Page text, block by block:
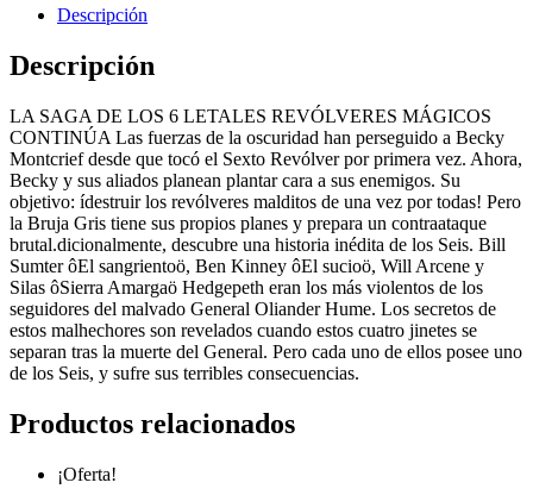
Descripción
Descripción
LA SAGA DE LOS 6 LETALES REVÓLVERES MÁGICOS
CONTINÚA Las fuerzas de la oscuridad han perseguido a Becky
Montcrief desde que tocó el Sexto Revólver por primera vez. Ahora,
Becky y sus aliados planean plantar cara a sus enemigos. Su
objetivo: ídestruir los revólveres malditos de una vez por todas! Pero
la Bruja Gris tiene sus propios planes y prepara un contraataque
brutal.dicionalmente, descubre una historia inédita de los Seis. Bill
Sumter ôEl sangrientoö, Ben Kinney ôEl sucioö, Will Arcene y
Silas ôSierra Amargaö Hedgepeth eran los más violentos de los
seguidores del malvado General Oliander Hume. Los secretos de
estos malhechores son revelados cuando estos cuatro jinetes se
separan tras la muerte del General. Pero cada uno de ellos posee uno
de los Seis, y sufre sus terribles consecuencias.
Productos relacionados
¡Oferta!